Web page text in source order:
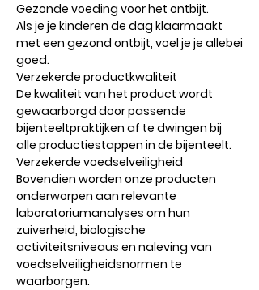
Gezonde voeding voor het ontbijt.
Als je je kinderen de dag klaarmaakt
met een gezond ontbijt, voel je je allebei
goed.
Verzekerde productkwaliteit
De kwaliteit van het product wordt
gewaarborgd door passende
bijenteeltpraktijken af ​​te dwingen bij
alle productiestappen in de bijenteelt.
Verzekerde voedselveiligheid
Bovendien worden onze producten
onderworpen aan relevante
laboratoriumanalyses om hun
zuiverheid, biologische
activiteitsniveaus en naleving van
voedselveiligheidsnormen te
waarborgen.